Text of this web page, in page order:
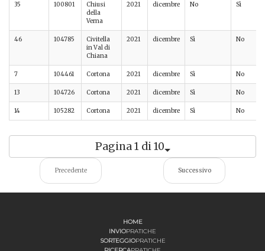
35 100801
Chiusi
della
Verna
2021 dicembre No Sì
46 104785
Civitella
in Val di
Chiana
2021 dicembre Sì No
7 104461 Cortona 2021 dicembre Sì No
13 104726 Cortona 2021 dicembre Sì No
14 105282 Cortona 2021 dicembre Sì No
Pagina 1 di 10
Precedente Successivo
HOME
INVIOPRATICHE
SORTEGGIOPRATICHE